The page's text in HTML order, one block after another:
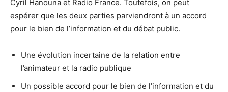
Cyril Hanouna et Radio France. Toutefois, on peut
espérer que les deux parties parviendront à un accord
pour le bien de l’information et du débat public.
Une évolution incertaine de la relation entre
l’animateur et la radio publique
Un possible accord pour le bien de l’information et du